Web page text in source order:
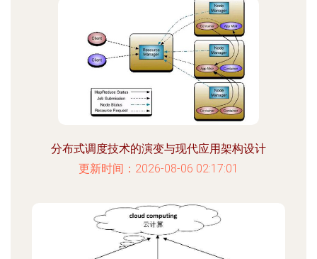
分布式调度技术的演变与现代应用架构设计
更新时间：2026-08-06 02:17:01